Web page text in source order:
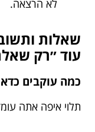
לא הרצאה.
שאלות
עוד ״רק
כמה עוקבים
תלוי איפה אתה